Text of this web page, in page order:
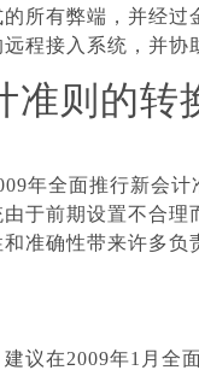
所有弊端，并经
程接入系统，并协
准则的转
年全面推行新会计
于前期设置不合
准确性带来许多
议在2009年1 月全